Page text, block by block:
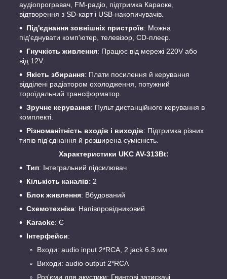
аудіопрогравач, FM-радіо, підтримка Караоке,
відтворення з SD-карт і USB-накопичувачів.
Під'єднання зовнішніх пристроїв: Можна
під'єднувати комп'ютер, телевізор, CD-плеєр.
Гнучкість живлення: Працює від мережі 220V або
від 12V.
Якість збирання: Плати посилення й керування
відділені радіатором охолодження, потужний
тороїдальний трансформатор.
Зручне керування: Пульт дистанційного керування в
комплекті.
Різноманітність входів і виходів: Підтримка різних
типів під'єднання й розширена сумісність.
Характеристики UKC AV-313Bt:
Тип: Інтегральний підсилювач
Кількість каналів: 2
Блок живлення: Вбудований
Схемотехніка: Напівпровідниковий
Karaoke: Є
Інтерфейси:
Входи: audio input 2*RCA, 2 jack 6.3 мм
Виходи: audio output 2*RCA
Роз'єми для акустики: Гвинтові затискачі